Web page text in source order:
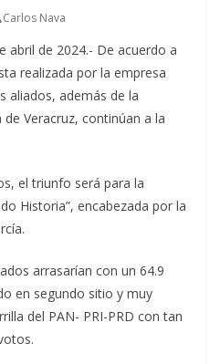
Carlos Nava
abril de 2024.- De acuerdo a
realizada por la empresa
aliados, además de la
Veracruz, continúan a la
el triunfo será para la
Historia”, encabezada por la
arrasarían con un 64.9
en segundo sitio y muy
del PAN- PRI-PRD con tan